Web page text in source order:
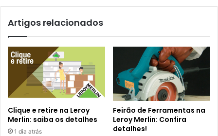
Artigos relacionados
Clique e retire na Leroy
Merlin: saiba os detalhes
1 dia atrás
Feirão de Ferramentas na
Leroy Merlin: Confira
detalhes!